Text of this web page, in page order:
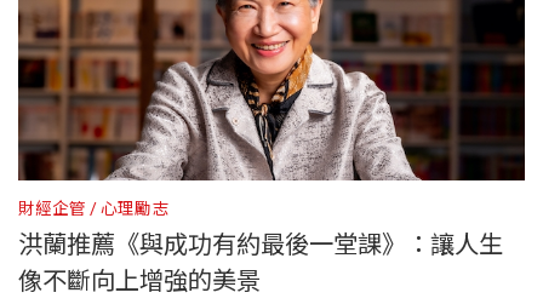
財經企管 心理勵志
洪蘭推薦《與成功有約最後一堂課》：讓人生
像不斷向上增強的美景